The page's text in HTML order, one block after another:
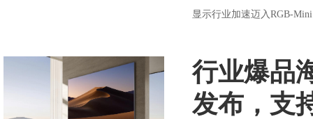
显示行业加速迈入RGB-
行业爆品
发布，支